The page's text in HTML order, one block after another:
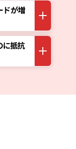
ドが増
に抵抗